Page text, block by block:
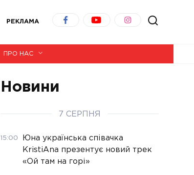
РЕКЛАМА
ПРО НАС
Новини
7 СЕРПНЯ
15:00
Юна українська співачка
KristiAna презентує новий трек
«Ой там на горі»